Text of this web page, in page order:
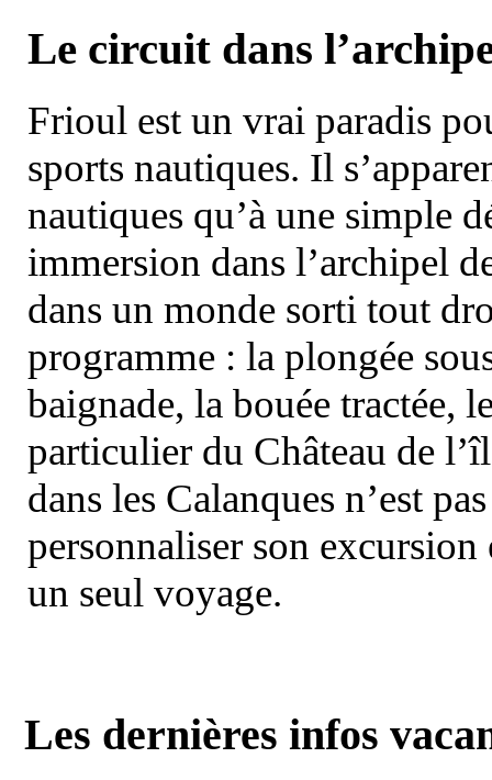
Le circuit dans
Frioul est un vrai paradis
sports nautiques. Il
nautiques qu’à une simple
immersion dans l’archipel
dans un monde sorti tout
programme : la plongée
baignade, la bouée tractée,
particulier du Château de
dans les Calanques n’est
personnaliser son
un seul voyage.
Les dernières infos